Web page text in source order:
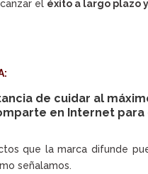
el éxito a largo plazo
de cuidar al
en Internet
que la marca difunde
señalamos.